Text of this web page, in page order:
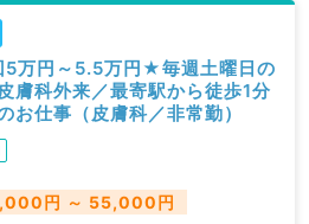
5万円～5.5万円★毎週土曜日の
膚科外来／最寄駅から徒歩1分
お仕事（皮膚科／非常勤）
円 ～ 55,000円